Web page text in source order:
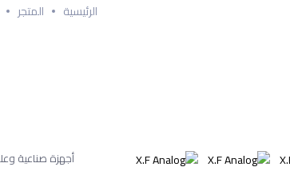
الرئيسية المتجر
أجهزة صناعية